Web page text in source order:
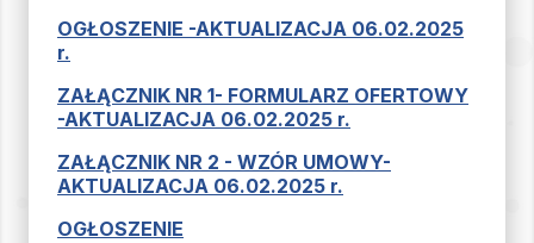
OGŁOSZENIE -AKTUALIZACJA 06.02.2025
r.
ZAŁĄCZNIK NR 1- FORMULARZ OFERTOWY
-AKTUALIZACJA 06.02.2025 r.
ZAŁĄCZNIK NR 2 - WZÓR UMOWY-
AKTUALIZACJA 06.02.2025 r.
OGŁOSZENIE